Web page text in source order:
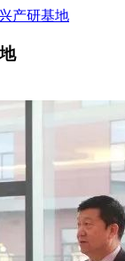
产研基地